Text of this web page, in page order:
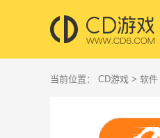
当前位置： CD游戏 > 软件